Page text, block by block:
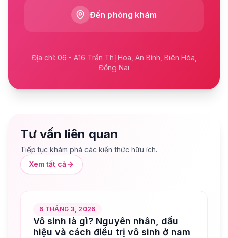
Đến phòng khám
Địa chỉ: 06 - A16 Trần Thị Hoa, An Bình, Biên Hòa,
Đồng Nai
Tư vấn liên quan
Tiếp tục khám phá các kiến thức hữu ích.
Xem tất cả
6 THÁNG 3, 2026
Vô sinh là gì? Nguyên nhân, dấu
hiệu và cách điều trị vô sinh ở nam